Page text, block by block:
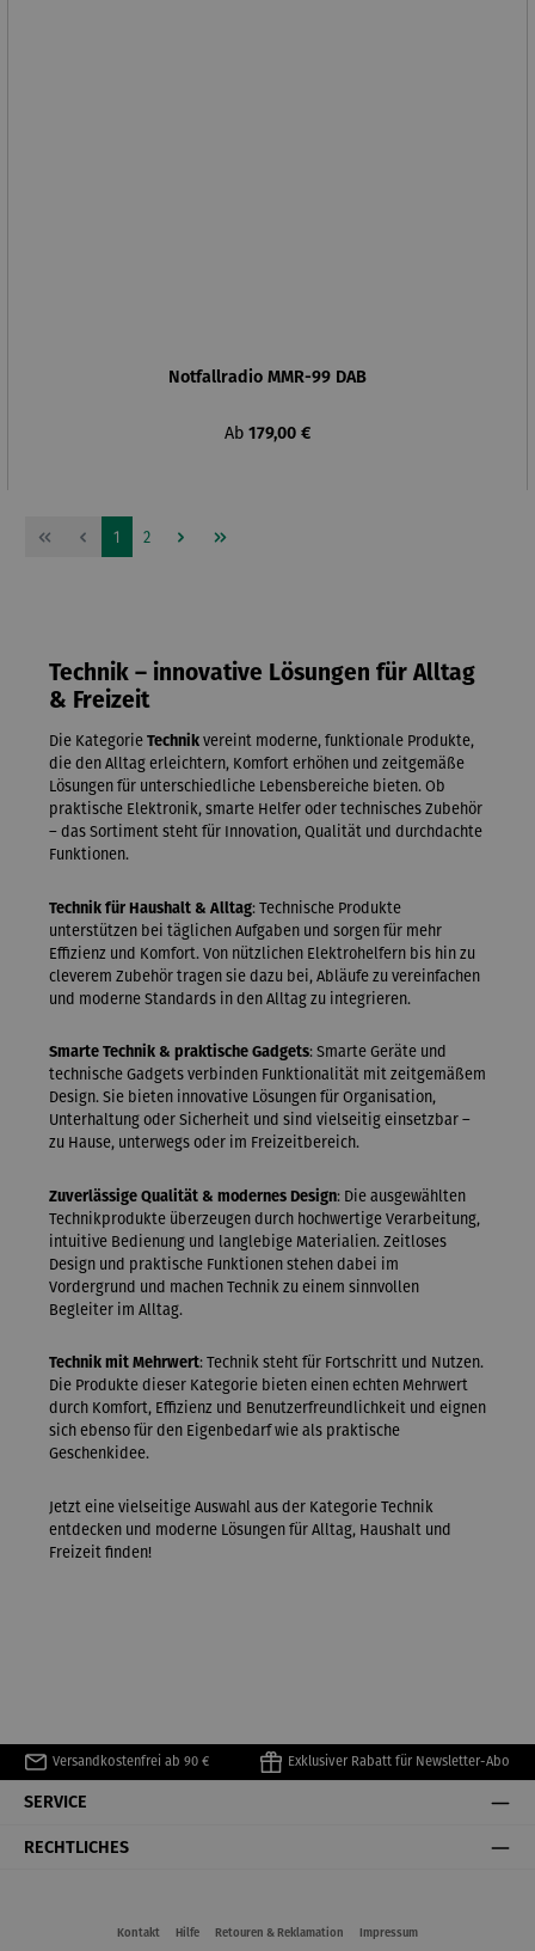
Notfallradio MMR-99 DAB
Regulärer Preis:
Ab 179,00 €
Seite
1 Seite
2
Technik – innovative Lösungen für Alltag
& Freizeit
Die Kategorie Technik vereint moderne, funktionale Produkte,
die den Alltag erleichtern, Komfort erhöhen und zeitgemäße
Lösungen für unterschiedliche Lebensbereiche bieten. Ob
praktische Elektronik, smarte Helfer oder technisches Zubehör
– das Sortiment steht für Innovation, Qualität und durchdachte
Funktionen.
Technik für Haushalt & Alltag: Technische Produkte
unterstützen bei täglichen Aufgaben und sorgen für mehr
Effizienz und Komfort. Von nützlichen Elektrohelfern bis hin zu
cleverem Zubehör tragen sie dazu bei, Abläufe zu vereinfachen
und moderne Standards in den Alltag zu integrieren.
Smarte Technik & praktische Gadgets: Smarte Geräte und
technische Gadgets verbinden Funktionalität mit zeitgemäßem
Design. Sie bieten innovative Lösungen für Organisation,
Unterhaltung oder Sicherheit und sind vielseitig einsetzbar –
zu Hause, unterwegs oder im Freizeitbereich.
Zuverlässige Qualität & modernes Design: Die ausgewählten
Technikprodukte überzeugen durch hochwertige Verarbeitung,
intuitive Bedienung und langlebige Materialien. Zeitloses
Design und praktische Funktionen stehen dabei im
Vordergrund und machen Technik zu einem sinnvollen
Begleiter im Alltag.
Technik mit Mehrwert: Technik steht für Fortschritt und Nutzen.
Die Produkte dieser Kategorie bieten einen echten Mehrwert
durch Komfort, Effizienz und Benutzerfreundlichkeit und eignen
sich ebenso für den Eigenbedarf wie als praktische
Geschenkidee.
Jetzt eine vielseitige Auswahl aus der Kategorie Technik
entdecken und moderne Lösungen für Alltag, Haushalt und
Freizeit finden!
Versandkostenfrei ab 90 € Exklusiver Rabatt für Newsletter-Abo
SERVICE
RECHTLICHES
Kontakt Hilfe Retouren & Reklamation Impressum